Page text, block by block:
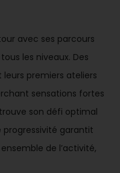
avec ses parcours
les niveaux. Des
premiers ateliers
sensations fortes
son défi optimal
progressivité garantit
de l’activité,